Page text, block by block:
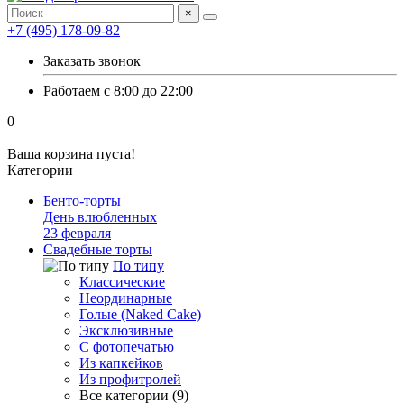
×
+7 (495) 178-09-82
Заказать звонок
Работаем с 8:00 до 22:00
0
Ваша корзина пуста!
Категории
Бенто-торты
День влюбленных
23 февраля
Свадебные торты
По типу
Классические
Неординарные
Голые (Naked Cake)
Эксклюзивные
С фотопечатью
Из капкейков
Из профитролей
Все категории (9)